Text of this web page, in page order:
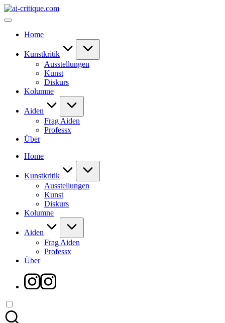
Skip
to
ai-
Home
Kunstkritik
Ausstellungen
Kunst
Diskurs
Kolumne
Aiden
Frag Aiden
Professx
Über
Home
Kunstkritik
Ausstellungen
Kunst
Diskurs
Kolumne
Aiden
Frag Aiden
Professx
Über
Instagram